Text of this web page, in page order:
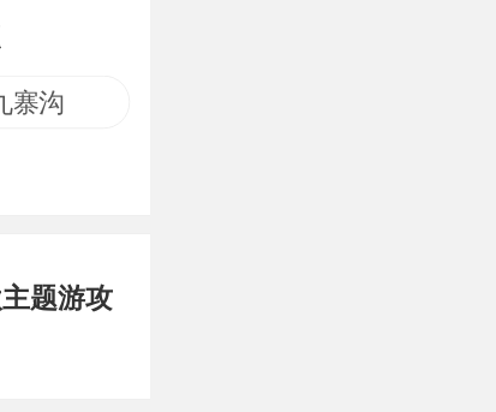
寨沟
题游攻